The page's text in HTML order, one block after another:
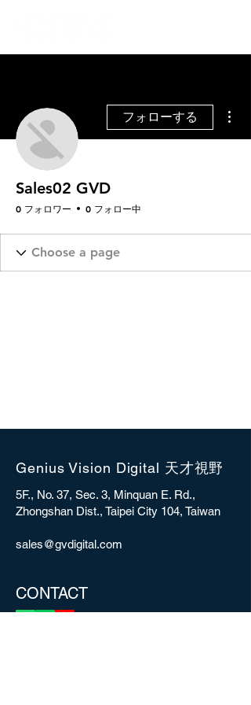
フォローする
Sales02 GVD
0 フォロワー 0 フォロー中
Genius Vision Digital 天才視野
5F., No. 37, Sec. 3, Minquan E. Rd.,
Zhongshan Dist., Taipei City 104, Taiwan
sales@gvdigital.com
CONTACT